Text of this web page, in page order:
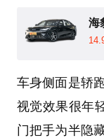
海
车身侧面是轿
视觉效果很年
门把手为半隐